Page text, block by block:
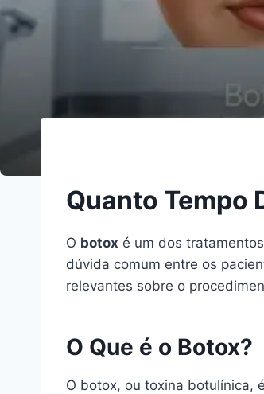
Quanto Tempo
O botox é um dos
dúvida comum entre os
relevantes sobre o
O Que é o Botox?
O botox, ou toxina botulínica,